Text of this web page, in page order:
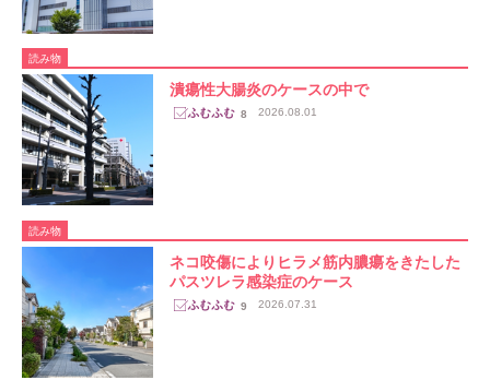
読み物
潰瘍性大腸炎のケースの中で
8 2026.08.01
読み物
ネコ咬傷によりヒラメ筋内膿瘍をきたした
パスツレラ感染症のケース
9 2026.07.31